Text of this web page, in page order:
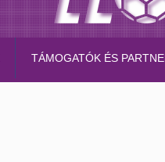
TÁMOGATÓK ÉS